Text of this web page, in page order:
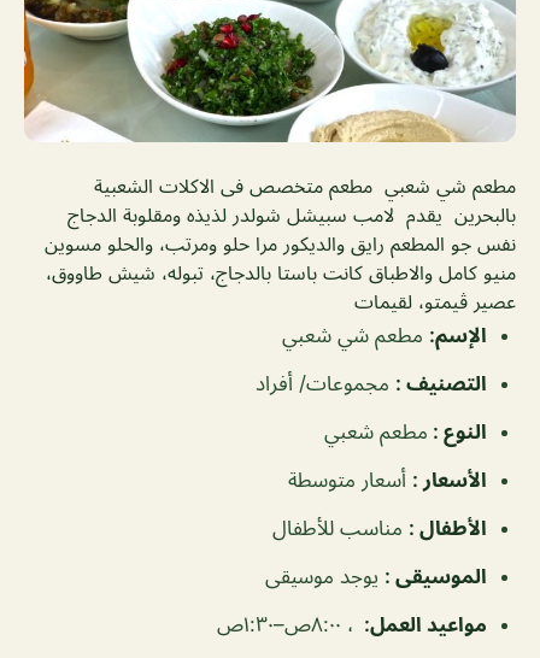
مطعم شي شعبي مطعم متخصص فى الاكلات الشعبية
بالبحرين يقدم لامب سبيشل شولدر لذيذه ومقلوبة الدجاج
نفس جو المطعم رايق والديكور مرا حلو ومرتب، والحلو مسوين
منيو كامل والاطباق كانت باستا بالدجاج، تبوله، شيش طاووق،
عصير ڤيمتو، لقيمات
الإسم: مطعم شي شعبي
التصنيف : مجموعات/ أفراد
النوع : مطعم شعبي
الأسعار : أسعار متوسطة
الأطفال : مناسب للأطفال
الموسيقى : يوجد موسيقى
مواعيد العمل: ، ٨:٠٠ص–١:٣٠ص